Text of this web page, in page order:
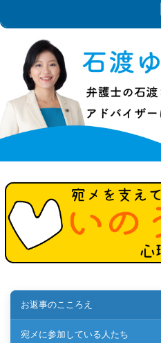
お返事のこころえ
宛メに参加している人たち